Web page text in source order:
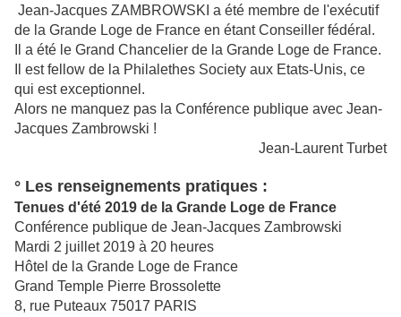
Jean-Jacques ZAMBROWSKI a été membre de l'exécutif
de la Grande Loge de France en étant Conseiller fédéral.
Il a été le Grand Chancelier de la Grande Loge de France.
Il est fellow de la Philalethes Society aux Etats-Unis, ce
qui est exceptionnel.
Alors ne manquez pas la Conférence publique avec Jean-
Jacques Zambrowski !
Jean-Laurent Turbet
° Les renseignements pratiques :
Tenues d'été 2019 de la Grande Loge de France
Conférence publique de Jean-Jacques Zambrowski
Mardi 2 juillet 2019 à 20 heures
Hôtel de la Grande Loge de France
Grand Temple Pierre Brossolette
8, rue Puteaux 75017 PARIS